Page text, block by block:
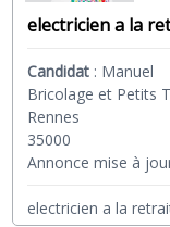
electricien a la
Candidat : Manuel
Bricolage et Petits
Rennes
35000
Annonce mise à
electricien a la